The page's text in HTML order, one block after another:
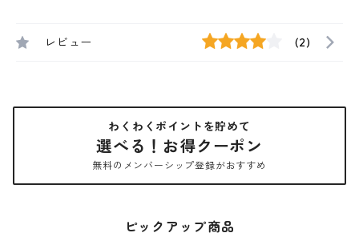
レビュー (2)
わくわくポイントを貯めて
選べる！お得クーポン
無料のメンバーシップ登録がおすすめ
ピックアップ商品